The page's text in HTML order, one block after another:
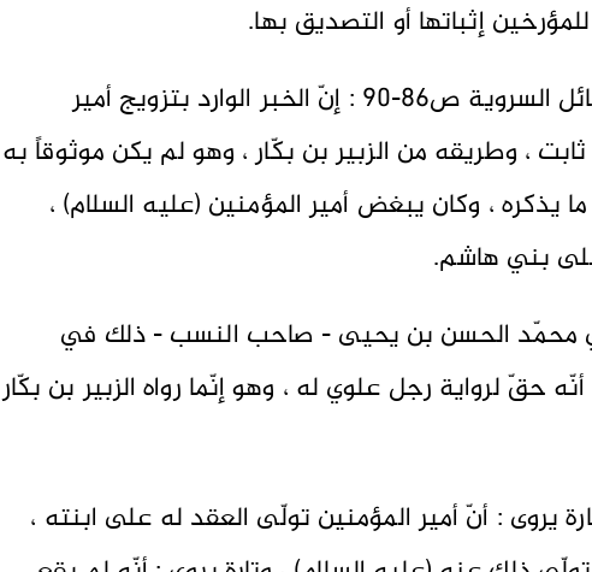
إثباتها أو التصديق بها.
قال الشيخ المفيد في المسائل السروية ص86-90 : إنّ الخبر الوارد بتزويج أمير
، وطريقه من الزبير بن بكّار ، وهو لم يكن موثوقاً به
يذكره ، وكان يبغض أمير المؤمنين (عليه السلام) ،
بني هاشم.
محمّد الحسن بن يحيى - صاحب النسب - ذلك في
حقّ لرواية رجل علوي له ، وهو إنّما رواه الزبير بن بكّار
يروى : أنّ أمير المؤمنين تولّى العقد له على ابنته ،